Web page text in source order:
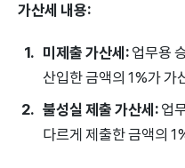
가산세 내용:
미제출 가산세:업무용
산입한 금액의 1%가 가
불성실 제출 가산세:업
다르게 제출한 금액의